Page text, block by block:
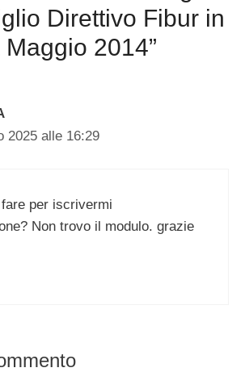
Direttivo Fibur in
2014”
2025 alle 16:29
per iscrivermi
Non trovo il modulo. grazie